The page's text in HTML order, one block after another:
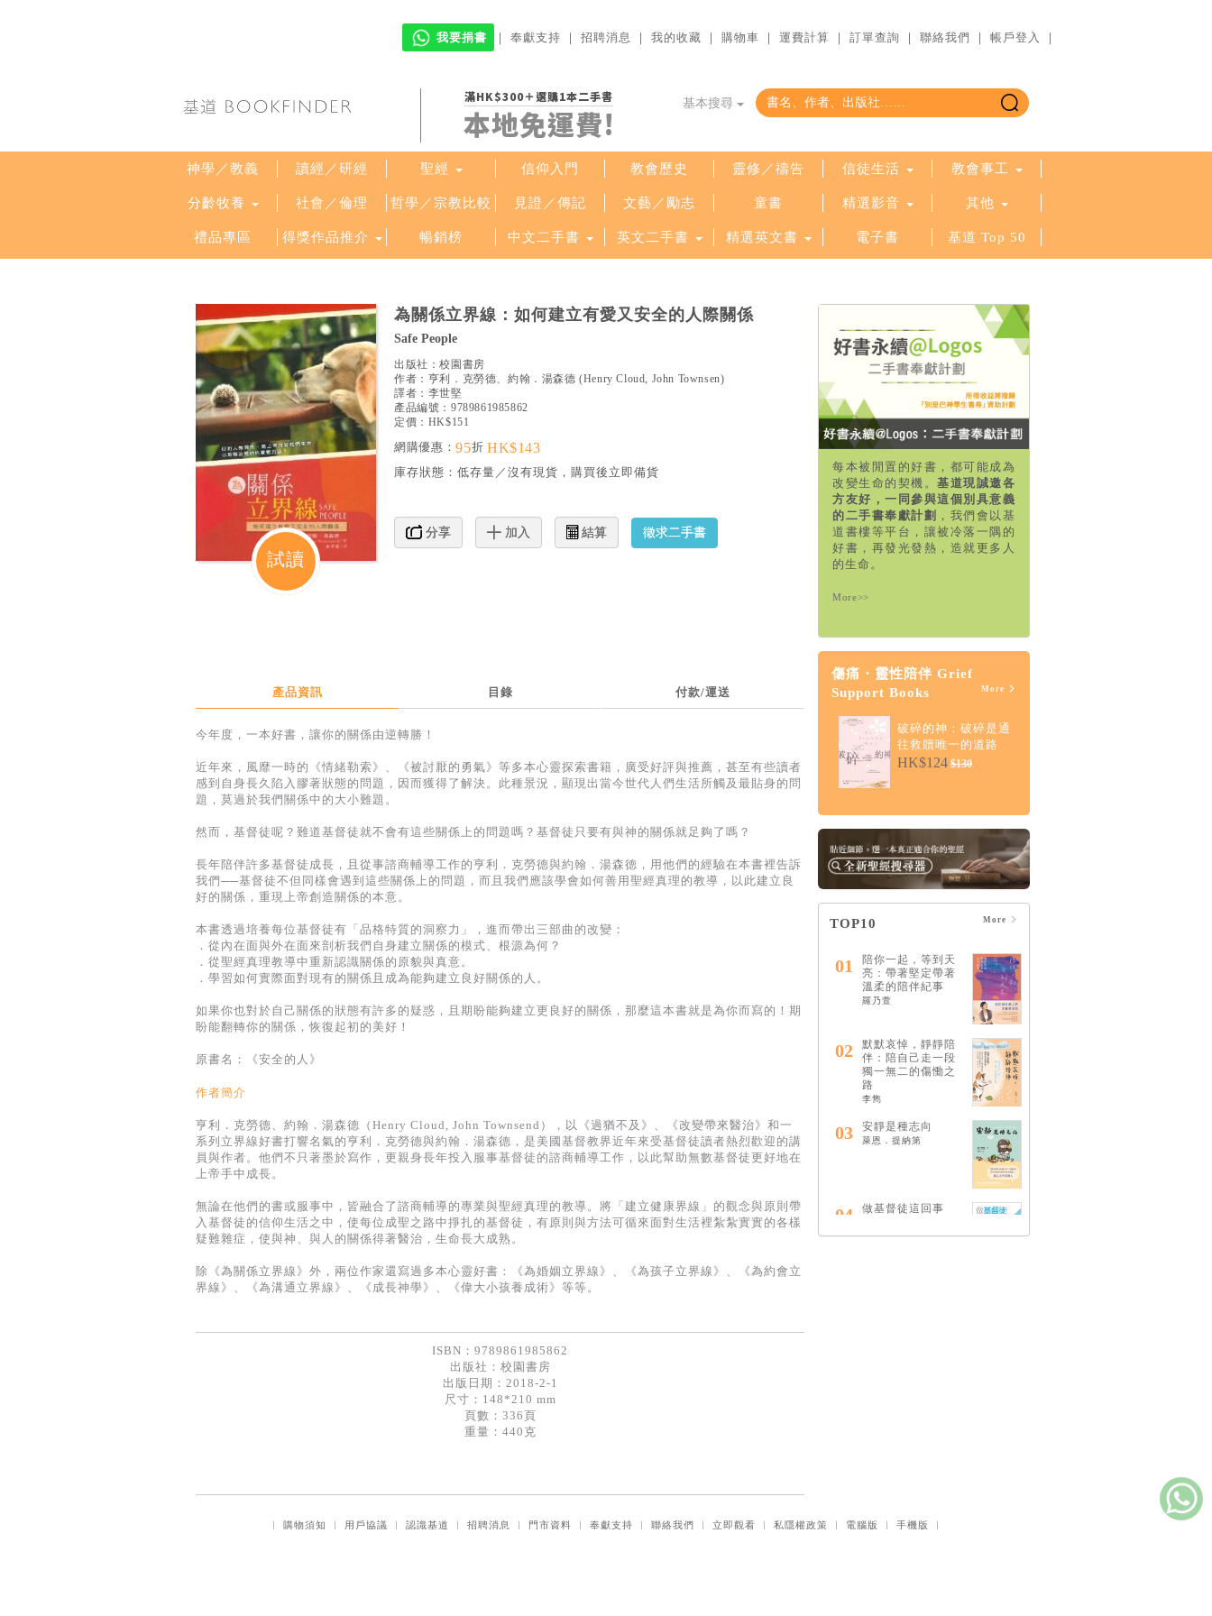
我要捐書 ｜ 奉獻支持 ｜ 招聘消息 ｜ 我的收藏 ｜ 購物車 ｜ 運費計算 ｜ 訂單查詢 ｜ 聯絡我們 ｜ 帳戶登入 ｜
滿HK$300＋選購1本二手書
本地免運費!
基本搜尋
神學／教義 讀經／研經 聖經 信仰入門 教會歷史 靈修／禱告 信徒生活 教會事工
分齡牧養 社會／倫理 哲學／宗教比較 見證／傳記 文藝／勵志 童書 精選影音 其他
禮品專區 得獎作品推介 暢銷榜 中文二手書 英文二手書 精選英文書 電子書 基道 Top 50
試讀
為關係立界線：如何建立有愛又安全的人際關係
Safe People
出版社：校園書房
作者： 亨利．克勞德、約翰．湯森德(Henry Cloud, John Townsen)
譯者： 李世堅
產品編號： 9789861985862
定價：HK$151
網購優惠：95折 HK$143
庫存狀態： 低存量／沒有現貨，購買後立即備貨
分享 加入 結算 徵求二手書
產品資訊 目錄 付款/運送
今年度，一本好書，讓你的關係由逆轉勝！
近年來，風靡一時的《情緒勒索》、《被討厭的勇氣》等多本心靈探索書籍，廣受好評與推薦，甚至有些讀者
感到自身長久陷入膠著狀態的問題，因而獲得了解決。此種景況，顯現出當今世代人們生活所觸及最貼身的問
題，莫過於我們關係中的大小難題。
然而，基督徒呢？難道基督徒就不會有這些關係上的問題嗎？基督徒只要有與神的關係就足夠了嗎？
長年陪伴許多基督徒成長，且從事諮商輔導工作的亨利．克勞德與約翰．湯森德，用他們的經驗在本書裡告訴
我們──基督徒不但同樣會遇到這些關係上的問題，而且我們應該學會如何善用聖經真理的教導，以此建立良
好的關係，重現上帝創造關係的本意。
本書透過培養每位基督徒有「品格特質的洞察力」，進而帶出三部曲的改變：
．從內在面與外在面來剖析我們自身建立關係的模式、根源為何？
．從聖經真理教導中重新認識關係的原貌與真意。
．學習如何實際面對現有的關係且成為能夠建立良好關係的人。
如果你也對於自己關係的狀態有許多的疑惑，且期盼能夠建立更良好的關係，那麼這本書就是為你而寫的！期
盼能翻轉你的關係，恢復起初的美好！
原書名：《安全的人》
作者簡介
亨利．克勞德、約翰．湯森德（Henry Cloud, John Townsend），以《過猶不及》、《改變帶來醫治》和一
系列立界線好書打響名氣的亨利．克勞德與約翰．湯森德，是美國基督教界近年來受基督徒讀者熱烈歡迎的講
員與作者。他們不只著墨於寫作，更親身長年投入服事基督徒的諮商輔導工作，以此幫助無數基督徒更好地在
上帝手中成長。
無論在他們的書或服事中，皆融合了諮商輔導的專業與聖經真理的教導。將「建立健康界線」的觀念與原則帶
入基督徒的信仰生活之中，使每位成聖之路中掙扎的基督徒，有原則與方法可循來面對生活裡紮紮實實的各樣
疑難雜症，使與神、與人的關係得著醫治，生命長大成熟。
除《為關係立界線》外，兩位作家還寫過多本心靈好書：《為婚姻立界線》、《為孩子立界線》、《為約會立
界線》、《為溝通立界線》、《成長神學》、《偉大小孩養成術》等等。
ISBN：9789861985862
出版社： 校園書房
出版日期：2018-2-1
尺寸：148*210 mm
頁數：336頁
重量：440克
每本被閒置的好書，都可能成為
改變生命的契機。基道現誠邀各
方友好，一同參與這個別具意義
的二手書奉獻計劃 ，我們會以基
道書樓等平台，讓被冷落一隅的
好書，再發光發熱，造就更多人
的生命。
More>>
傷痛・靈性陪伴 Grief
Support Books
More
破碎的神：破碎是通
往救贖唯一的道路
HK$124 $130
TOP10 More
01
陪你一起，等到天
亮：帶著堅定帶著
溫柔的陪伴紀事
羅乃萱
02
默默哀悼，靜靜陪
伴：陪自己走一段
獨一無二的傷慟之
路
李雋
03 安靜是種志向
萊恩．提納第
04
做基督徒這回事
蔡頌輝
｜ 購物須知 ｜ 用戶協議 ｜ 認識基道 ｜ 招聘消息 ｜ 門市資料 ｜ 奉獻支持 ｜ 聯絡我們 ｜ 立即觀看 ｜ 私隱權政策 ｜ 電腦版 ｜ 手機版 ｜